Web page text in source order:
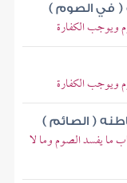
( في الصوم )
ويوجب الكفارة
ويوجب الكفارة
( الصائم )
ما يفسد الصوم وما لا